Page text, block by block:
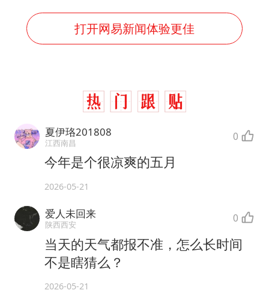
打开网易新闻体验更佳
夏伊珞201808
江西南昌 0
今年是个很凉爽的五月
2026-05-21
爱人未回来
陕西西安 0
当天的天气都报不准，怎么长时间
不是瞎猜么？
2026-05-21